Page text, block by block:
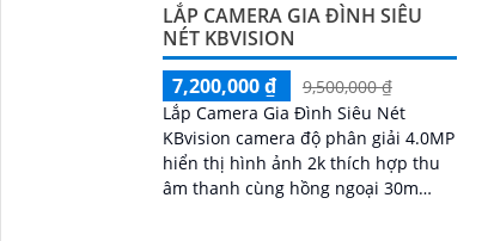
LẮP CAMERA GIA ĐÌNH SIÊU
NÉT KBVISION
7,200,000 ₫
9,500,000 ₫
Lắp Camera Gia Đình Siêu Nét
KBvision camera độ phân giải 4.0MP
hiển thị hình ảnh 2k thích hợp thu
âm thanh cùng hồng ngoại 30m